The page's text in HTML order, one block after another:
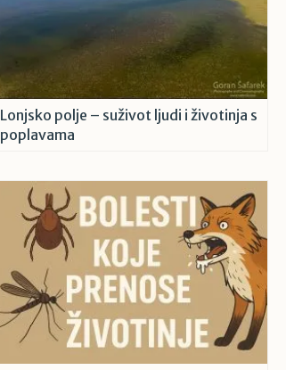
Lonjsko polje – suživot ljudi i životinja s
poplavama